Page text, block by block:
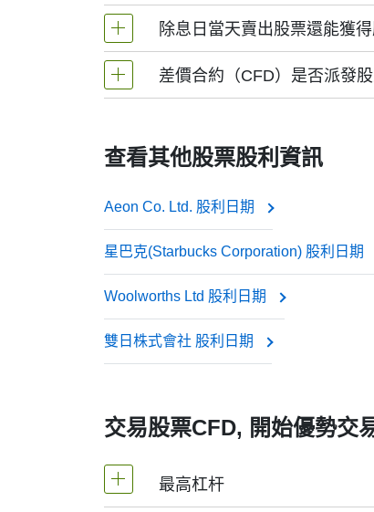
Still, for long-term investors or anyone
returns are coming in.
可口可樂
這些企業常被稱為“股息股”, 因投資者
通常不會. 成長型企業（尤其科技及
側重于未來股價上漲而非股息收益.
除息日當天賣出股票還能獲
可以. 只要在除息日前持有股票, 股息
差價合約（CFD）是否派發股
若您賣出（做空）差價合約, 股息
此項調整確保差價合約價格能反映股
查看其他股票股利資訊
Aeon Co. Ltd. 股利日期
星巴克(Starbucks Corporation) 股利日期
Woolworths Ltd 股利日期
雙日株式會社 股利日期
交易股票CFD, 開始優勢交
最高杠杆